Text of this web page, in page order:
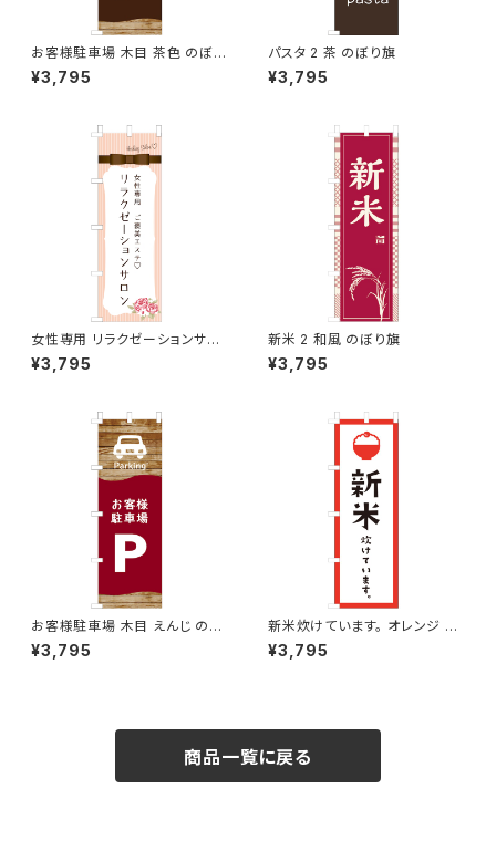
お客様駐車場 木目 茶色 のぼり
旗
¥3,795
パスタ 2 茶 のぼり旗
¥3,795
女性専用 リラクゼーションサロ
ン ピンク のぼり旗
¥3,795
新米 2 和風 のぼり旗
¥3,795
お客様駐車場 木目 えんじ のぼ
り旗
¥3,795
新米炊けています。 オレンジ の
ぼり旗
¥3,795
商品一覧に戻る